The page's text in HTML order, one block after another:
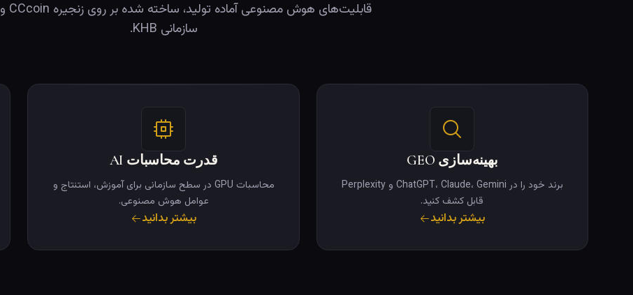
سازمانی KHB.
بهینه‌سازی GEO
برند خود را در ChatGPT، Claude، Gemini و Perplexity
قابل کشف کنید.
بیشتر بدانید
قدرت محاسبات AI
محاسبات GPU در سطح سازمانی برای آموزش، استنتاج و
عوامل هوش مصنوعی.
بیشتر بدانید